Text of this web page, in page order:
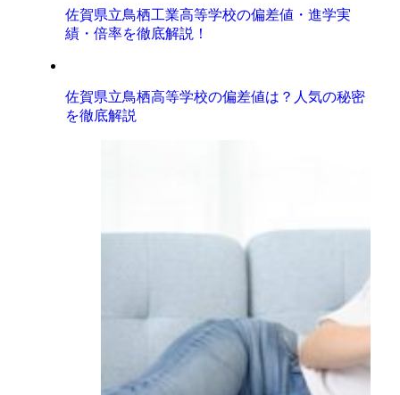
佐賀県立鳥栖工業高等学校の偏差値・進学実
績・倍率を徹底解説！
佐賀県立鳥栖高等学校の偏差値は？人気の秘密
を徹底解説